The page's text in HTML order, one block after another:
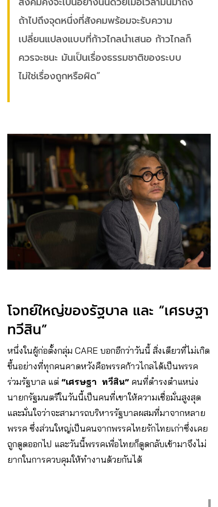
ถ้าไปถึงจุดหนึ่งที่สังคมพร้อมจะรับความ
เปลี่ยนแปลงแบบที่ก้าวไกลนำเสนอ ก้าวไกลก็
ควรจะชนะ มันเป็นเรื่องธรรมชาติของระบบ
ไม่ใช่เรื่องถูกหรือผิด”
โจทย์ใหญ่ของรัฐบาล และ “เศรษฐา
ทวีสิน”
หนึ่งในผู้ก่อตั้งกลุ่ม CARE บอกอีกว่าวันนี้ สิ่งเดียวที่ไม่เกิด
ขึ้นอย่างที่ทุกคนคาดหวังคือพรรคก้าวไกลได้เป็นพรรค
ร่วมรัฐบาล แต่ “เศรษฐา ทวีสิน” คนที่ดำรงตำแหน่ง
นายกรัฐมนตรีในวันนี้เป็นคนที่เขาให้ความเชื่อมั่นสูงสุด
และมั่นใจว่าจะสามารถบริหารรัฐบาลผสมที่มาจากหลาย
พรรค ซึ่งส่วนใหญ่เป็นคนจากพรรคไทยรักไทยเก่าซึ่งเคย
ถูกดูดออกไป และวันนี้พรรคเพื่อไทยก็ดูดกลับเข้ามาจึงไม่
ยากในการควบคุมให้ทำงานด้วยกันได้